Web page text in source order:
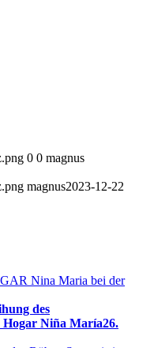
0 0 magnus
magnus2023-12-22
des
Hogar Niña María26.